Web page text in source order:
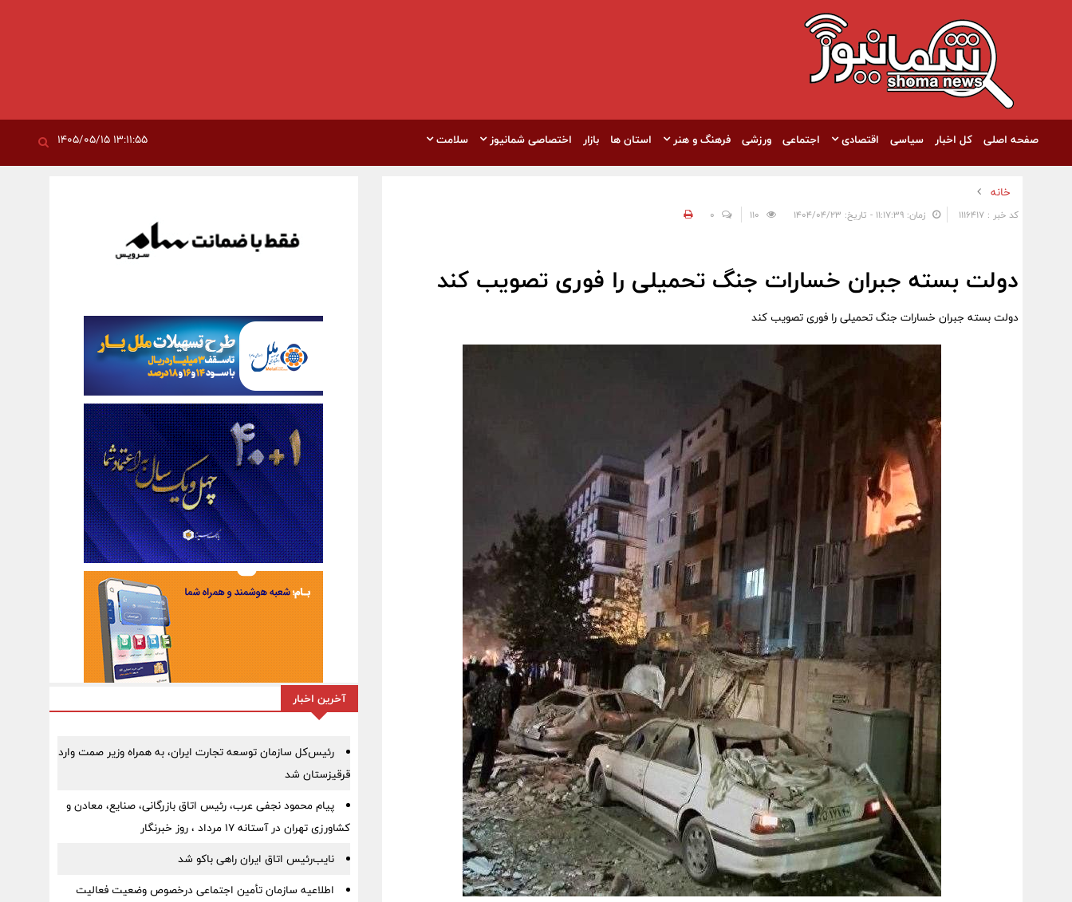
صفحه اصلی کل اخبار سیاسی اقتصادی اجتماعی ورزشی فرهنگ و هنر استان ها بازار اختصاصی شمانیوز سلامت
خانه
کد خبر : 1116417 زمان: ۱۱:۱۷:۳۹ - تاریخ: ۱۴۰۴/۰۴/۲۳ 0
دولت بسته جبران خسارات جنگ تحمیلی را فوری تصویب کند
دولت بسته جبران خسارات جنگ تحمیلی را فوری تصویب کند
آخرین اخبار
رئیس‌کل سازمان توسعه تجارت ایران، به همراه وزیر صمت وارد
قرقیزستان شد
پیام محمود نجفی عرب، رئیس اتاق بازرگانی، صنایع، معادن و
کشاورزی تهران در آستانه 17 مرداد ، روز خبرنگار
نایب‌رئیس اتاق ایران راهی باکو شد
اطلاعیه سازمان تأمین اجتماعی درخصوص وضعیت فعالیت